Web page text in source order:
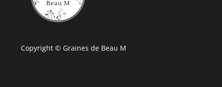
Copyright © Graines de Beau M